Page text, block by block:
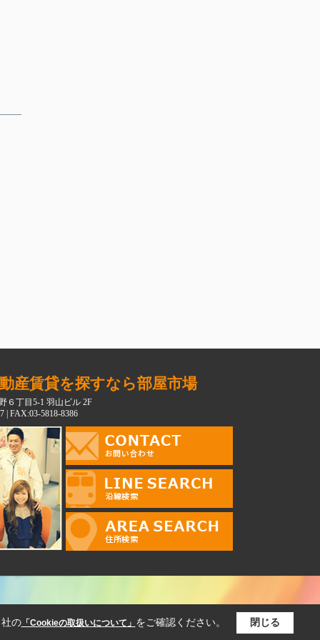
産賃貸を探すなら部屋市場
６丁目5-1 羽山ビル 2F
| FAX:03-5818-8386
の「Cookieの取扱いについて」 をご確認ください。 閉じる